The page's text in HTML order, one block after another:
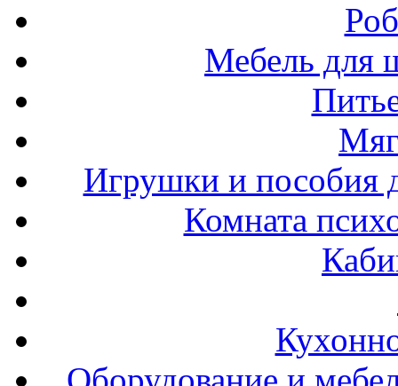
Мебель для
Игрушки и пособия
Комната